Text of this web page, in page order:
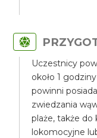
Uczestnicy
około 1
powinni
zwiedzania
plaże, także
lokomocyjne